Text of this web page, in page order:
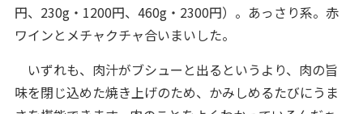
円、230g・1200円、460g・2300円）。あっさり系。赤
ワインとメチャクチャ合いまいした。
いずれも、肉汁がブシューと出るというより、肉の旨
味を閉じ込めた焼き上げのため、かみしめるたびにうま